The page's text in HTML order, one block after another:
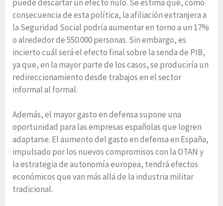
puede descartar un efecto nulo. Se estima que, como
consecuencia de esta política, la afiliación extranjera a
la Seguridad Social podría aumentar en torno a un 17%
o alrededor de 550.000 personas. Sin embargo, es
incierto cuál será el efecto final sobre la senda de PIB,
ya que, en la mayor parte de los casos, se produciría un
redireccionamiento desde trabajos en el sector
informal al formal.
Además, el mayor gasto en defensa supone una
oportunidad para las empresas españolas que logren
adaptarse. El aumento del gasto en defensa en España,
impulsado por los nuevos compromisos con la OTAN y
la estrategia de autonomía europea, tendrá efectos
económicos que van más allá de la industria militar
tradicional.